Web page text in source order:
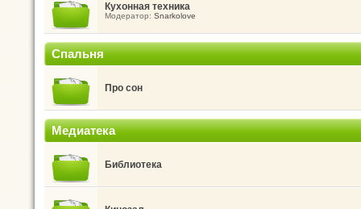
Кухонная техника
Модератор: Snarkolove
Спальня
Про сон
Медиатека
Библиотека